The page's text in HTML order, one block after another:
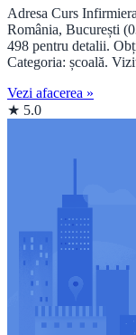
Adresa Curs
România, București
498 pentru detalii.
Categoria: școală.
Vezi afacerea »
★ 5.0